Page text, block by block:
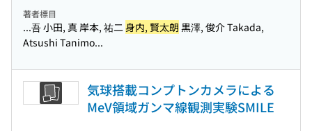
著者標目
...吾 小田, 真 岸本, 祐二身内, 賢太朗 黒澤, 俊介 Takada,
Atsushi Tanimo...
気球搭載コンプトンカメラによる
MeV領域ガンマ線観測実験SMILE